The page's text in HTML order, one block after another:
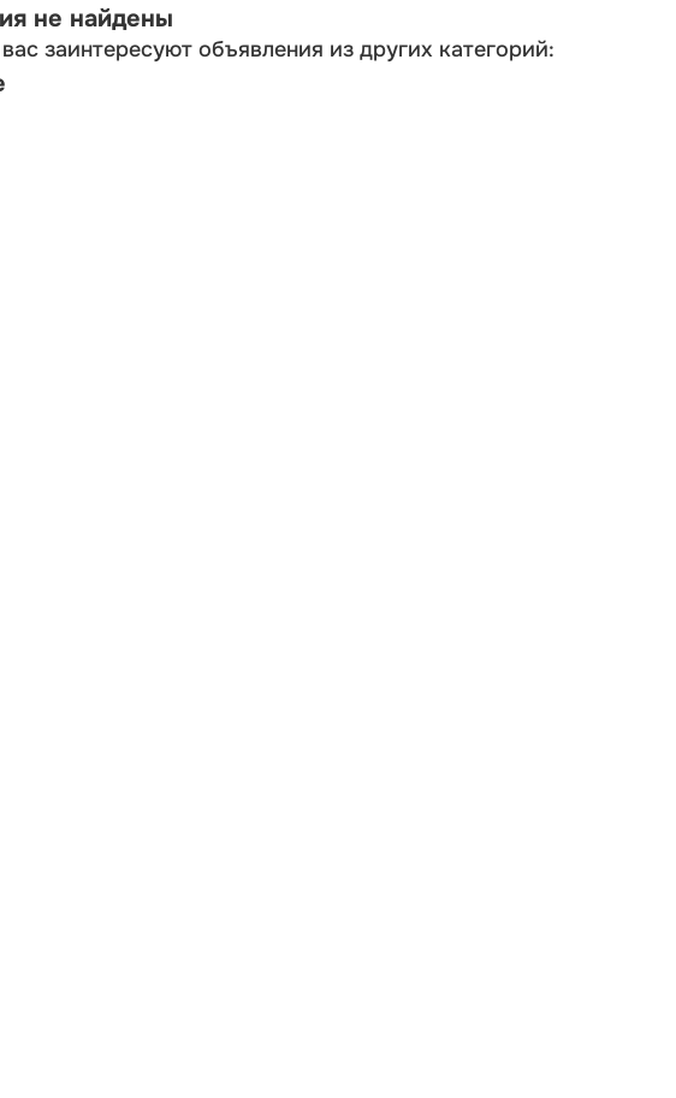
не найдены
заинтересуют объявления из других категорий: